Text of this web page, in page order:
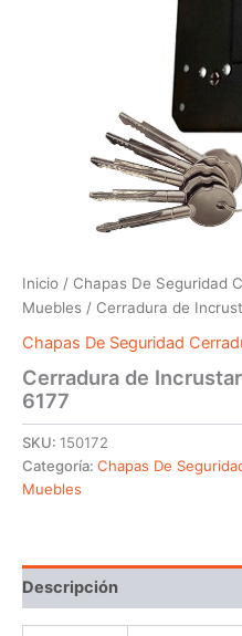
Inicio / Chapas De Seguridad
Muebles / Cerradura de
Chapas De Seguridad
Cerradura de
6177
SKU: 150172
Categoría: Chapas De
Muebles
Descripción